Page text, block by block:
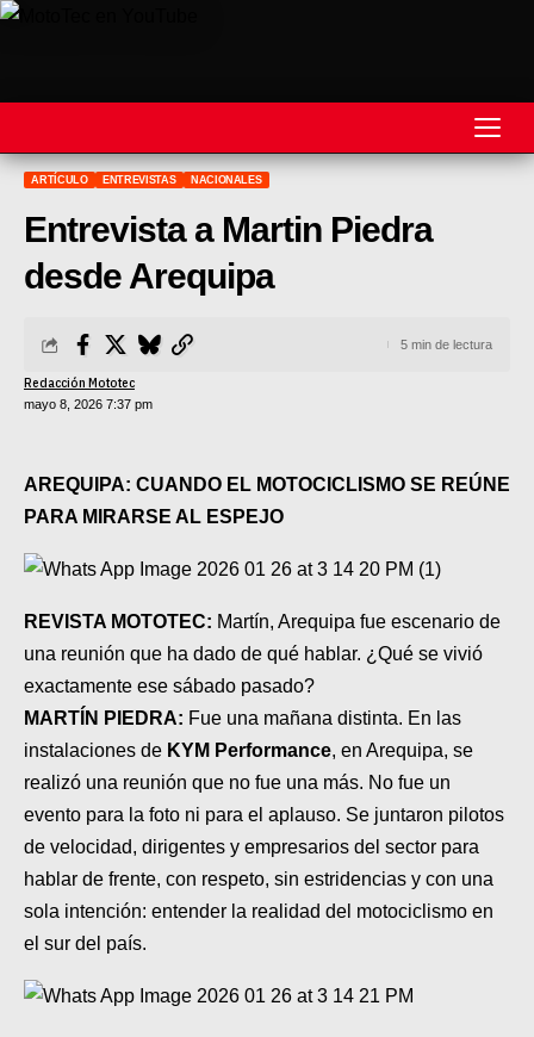
REVISTA
MOTOS
MOTOGP
MOTOCROSS
MOTOS ACUÁTICAS
NOTICIAS
NACIONALES
PLANES
ARTÍCULO ENTREVISTAS NACIONALES
Entrevista a Martin Piedra
desde Arequipa
mayo 8, 2026 7:37 pm
Redacción Mototec
5 min de lectura
AREQUIPA: CUANDO EL MOTOCICLISMO SE REÚNE
PARA MIRARSE AL ESPEJO
REVISTA MOTOTEC: Martín, Arequipa fue escenario de
una reunión que ha dado de qué hablar. ¿Qué se vivió
exactamente ese sábado pasado?
MARTÍN PIEDRA: Fue una mañana distinta. En las
instalaciones de KYM Performance, en Arequipa, se
realizó una reunión que no fue una más. No fue un
evento para la foto ni para el aplauso. Se juntaron pilotos
de velocidad, dirigentes y empresarios del sector para
hablar de frente, con respeto, sin estridencias y con una
sola intención: entender la realidad del motociclismo en
el sur del país.